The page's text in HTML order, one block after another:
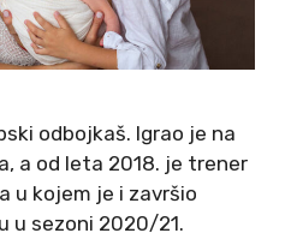
odbojkaš. Igrao je na
a od leta 2018. je trener
u kojem je i završio
u sezoni 2020/21.